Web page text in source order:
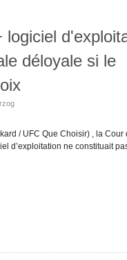
logiciel
déloyale si le
/ UFC Que Choisir) , la
d’exploitation ne constituait